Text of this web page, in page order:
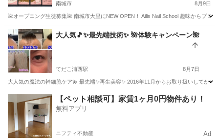
南城市 8月9日
🌺オープニング生徒募集🌺 南城市大里にNEW OPEN！ Ailis Nail School 趣味からプ
沖縄 南城市 ネイル オープニング
大人気🎵✨最先端技術✨ 🌺体験キャンペーン🌺
てだこ浦西駅 8月7日
大人気の魔法の幹細胞ケア💫 最先端✨再生美容✨ 2016年11月からお取り扱いしてか
宜野湾市 てだこ浦西駅 スキンケア 40代
【ペット相談可】家賃1ヶ月0円物件あり！
無料アプリ
ニフティ不動産 Ad